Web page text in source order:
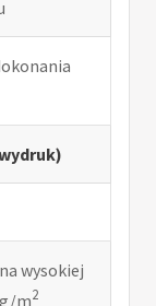
wysokiej
m2